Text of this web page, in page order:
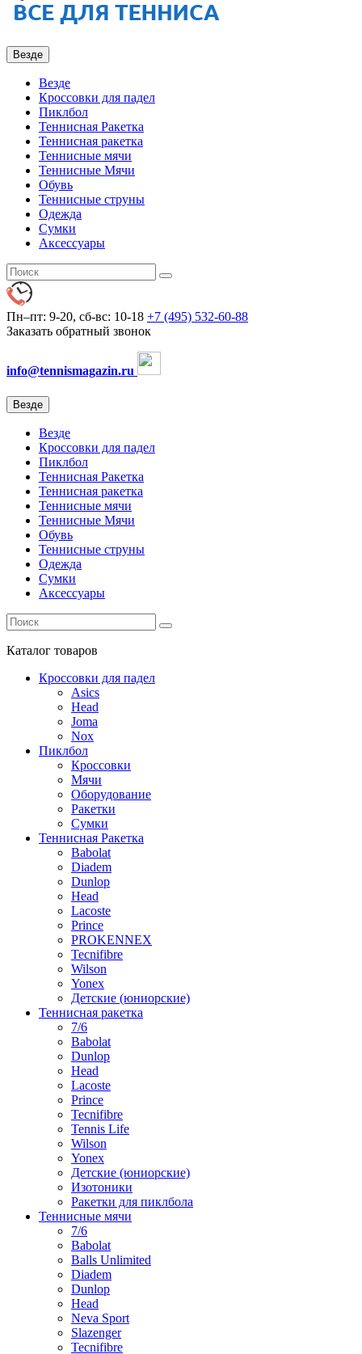
Везде
Везде
Кроссовки для падел
Пиклбол
Теннисная Ракетка
Теннисная ракетка
Теннисные мячи
Теннисные Мячи
Обувь
Теннисные струны
Одежда
Сумки
Аксессуары
Пн–пт: 9-20, сб-вс: 10-18 +7 (495) 532-60-88
Заказать обратный звонок
info@tennismagazin.ru
Везде
Везде
Кроссовки для падел
Пиклбол
Теннисная Ракетка
Теннисная ракетка
Теннисные мячи
Теннисные Мячи
Обувь
Теннисные струны
Одежда
Сумки
Аксессуары
Каталог товаров
Кроссовки для падел
Asics
Head
Joma
Nox
Пиклбол
Кроссовки
Мячи
Оборудование
Ракетки
Сумки
Теннисная Ракетка
Babolat
Diadem
Dunlop
Head
Lacoste
Prince
PROKENNEX
Tecnifibre
Wilson
Yonex
Детские (юниорские)
Теннисная ракетка
7/6
Babolat
Dunlop
Head
Lacoste
Prince
Tecnifibre
Tennis Life
Wilson
Yonex
Детские (юниорские)
Изотоники
Ракетки для пиклбола
Теннисные мячи
7/6
Babolat
Balls Unlimited
Diadem
Dunlop
Head
Neva Sport
Slazenger
Tecnifibre